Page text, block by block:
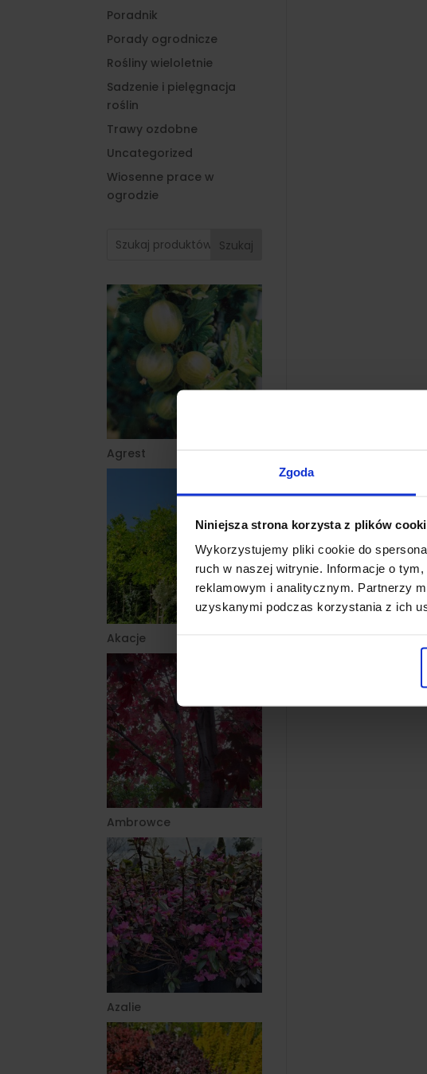
Zgoda
Niniejsza strona korzysta z plików
Wykorzystujemy pliki cookie do
ruch w naszej witrynie. Informacje o
reklamowym i analitycznym. Partnerzy
uzyskanymi podczas korzystania z ich
Poradnik
Porady ogrodnicze
Rośliny wieloletnie
Sadzenie i pielęgnacja
roślin
Trawy ozdobne
Uncategorized
Wiosenne prace w
ogrodzie
Szukaj
Agrest
Akacje
Ambrowce
Azalie